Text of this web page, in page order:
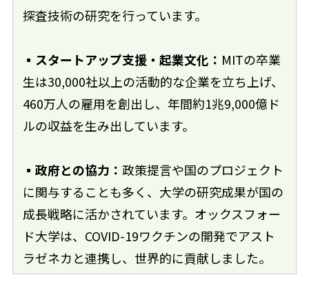
探査技術の研究を行っています。
▪スタートアップ支援・起業文化： MITの卒業
生は30,000社以上の活動的な企業を立ち上げ、
460万人の雇用を創出し、年間約1兆9,000億ド
ルの収益を生み出しています。
▪政府との協力：政策提言や国のプロジェクト
に関与することも多く、大学の研究成果が国の
成長戦略に活かされています。オックスフォー
ド大学は、COVID-19ワクチンの開発でアスト
ラゼネカと連携し、世界的に貢献しました。